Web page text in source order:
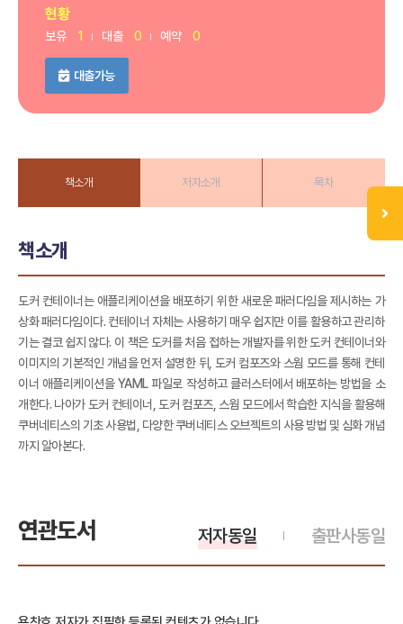
현황
보유 1 대출 0 예약 0
대출가능
책소개 저자소개 목차
책소개
도커 컨테이너는 애플리케이션을 배포하기 위한 새로운 패러다임을 제시하는 가
상화 패러다임이다. 컨테이너 자체는 사용하기 매우 쉽지만 이를 활용하고 관리하
기는 결코 쉽지 않다. 이 책은 도커를 처음 접하는 개발자를 위한 도커 컨테이너와
이미지의 기본적인 개념을 먼저 설명한 뒤, 도커 컴포즈와 스웜 모드를 통해 컨테
이너 애플리케이션을 YAML 파일로 작성하고 클러스터에서 배포하는 방법을 소
개한다. 나아가 도커 컨테이너, 도커 컴포즈, 스웜 모드에서 학습한 지식을 활용해
쿠버네티스의 기초 사용법, 다양한 쿠버네티스 오브젝트의 사용 방법 및 심화 개념
까지 알아본다.
연관도서 출판사동일
저자동일